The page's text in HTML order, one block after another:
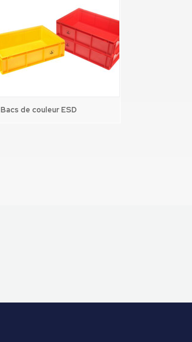
Bacs de couleur ESD